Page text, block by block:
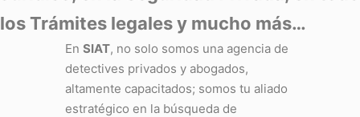
los Trámites legales y mucho más…
En SIAT, no solo somos una agencia de
detectives privados y abogados,
altamente capacitados; somos tu aliado
estratégico en la búsqueda de